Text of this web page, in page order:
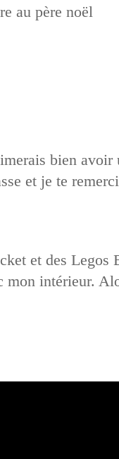
au père noël
bien
et je te
et des
mon intérieur.